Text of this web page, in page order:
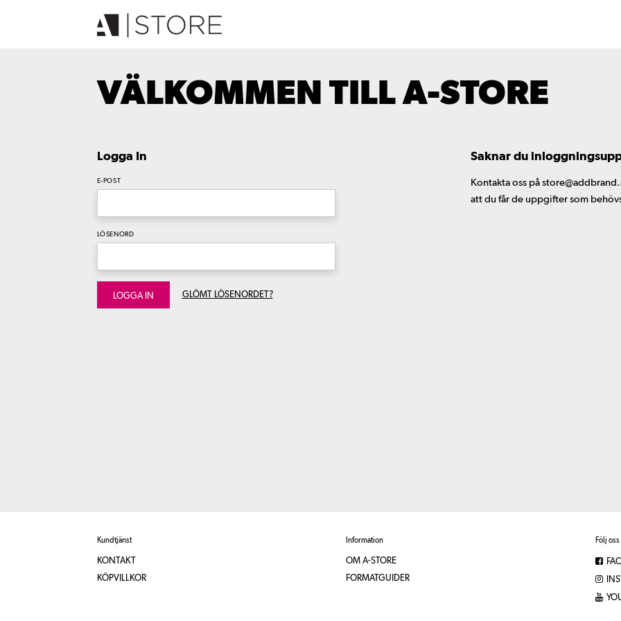
VÄLKOMMEN TILL A-STORE
Logga In
E-POST
LÖSENORD
LOGGA IN GLÖMT LÖSENORDET?
Saknar du
Kontakta oss på
att du får de uppgifter som
Kundtjänst
KONTAKT
KÖPVILLKOR
Information
OM A-STORE
FORMATGUIDER
Följ oss